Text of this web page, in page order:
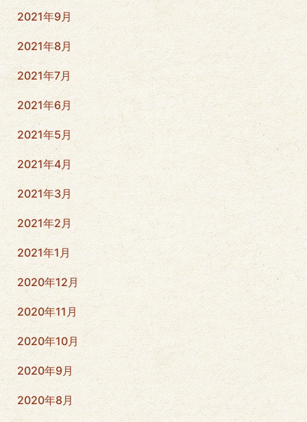
2021年9月
2021年8月
2021年7月
2021年6月
2021年5月
2021年4月
2021年3月
2021年2月
2021年1月
2020年12月
2020年11月
2020年10月
2020年9月
2020年8月